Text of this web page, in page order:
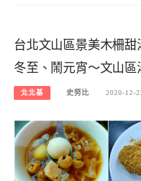
台北文山區景美木柵
冬至、鬧元宵～文山
北北基 史努比 2020-12-